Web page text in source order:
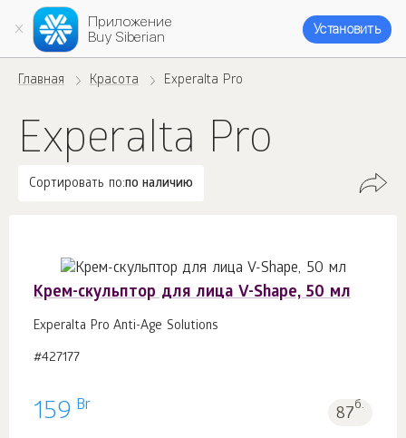
Приложение
Buy Siberian
Установить
Главная Красота Experalta Pro
Experalta Pro
Сортировать по:по наличию
Крем-скульптор для лица V-Shape, 50 мл
Experalta Pro Anti-Age Solutions
#427177
159 Br 87б.